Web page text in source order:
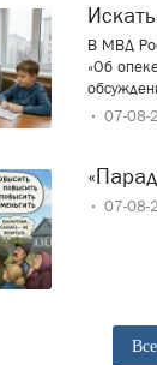
В МВД
«Об
07-08-
07-08-